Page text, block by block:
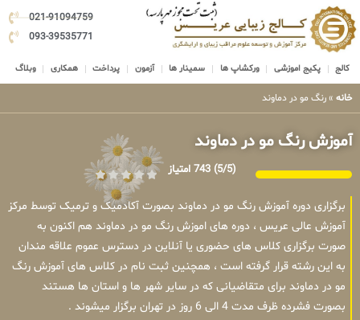
021-91094759
093-39535771
کالج پکیج اموزشی ورکشاپ ها سمینار ها آزمون پرداخت همکاری وبلاگ
خانه » رنگ مو در دماوند
آموزش رنگ مو در دماوند
(5/5) 743 امتیاز
برگزاری دوره آموزش رنگ مو در دماوند بصورت آکادمیک و ترمیک توسط مرکز
آموزش عالی عریس ، دوره های اموزش رنگ مو در دماوند هم اکنون به
صورت برگزاری کلاس های حضوری یا آنلاین در دسترس عموم علاقه مندان
به این رشته قرار گرفته است ، همچنین ثبت نام در کلاس های آموزش رنگ
مو در دماوند برای متقاضیانی که در سایر شهر ها و استان ها هستند
بصورت فشرده ظرف مدت 4 الی 6 روز در تهران برگزار میشوند .